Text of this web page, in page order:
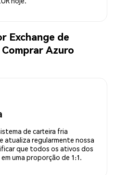
Exchange de
Azuro
de carteira fria
atualiza regularmente nossa
que todos os ativos dos
uma proporção de 1:1.